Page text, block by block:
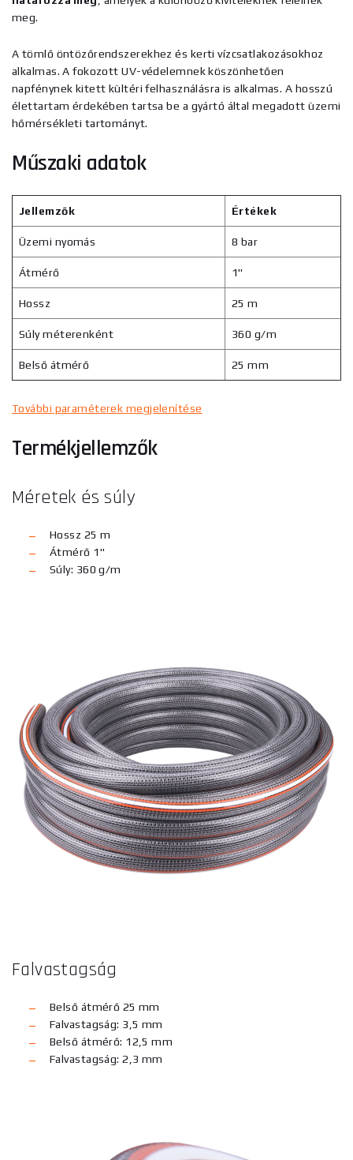
meg.
A tömlő öntözőrendszerekhez és kerti vízcsatlakozásokhoz
alkalmas. A fokozott UV-védelemnek köszönhetően
napfénynek kitett kültéri felhasználásra is alkalmas. A hosszú
élettartam érdekében tartsa be a gyártó által megadott üzemi
hőmérsékleti tartományt.
Műszaki adatok
Jellemzők Értékek
Üzemi nyomás 8 bar
Átmérő 1"
Hossz 25 m
Súly méterenként 360 g/m
Belső átmérő 25 mm
További paraméterek megjelenítése
Termékjellemzők
Méretek és súly
Hossz 25 m
Átmérő 1"
Súly: 360 g/m
Falvastagság
Belső átmérő 25 mm
Falvastagság: 3,5 mm
Belső átmérő: 12,5 mm
Falvastagság: 2,3 mm